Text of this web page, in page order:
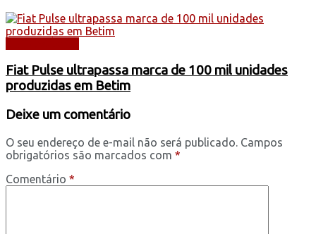
Fiat Pulse ultrapassa marca de 100 mil unidades
produzidas em Betim
Deixe um comentário
O seu endereço de e-mail não será publicado. Campos
obrigatórios são marcados com *
Comentário *